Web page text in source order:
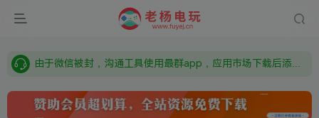
需要什么游戏请联系客服，若链接失效请联系客服，百度网盘边上的激活码也是解压密码
由于微信被封，沟通工具使用最群app，应用市场下载后添加好友：Y9FA49 以后用最群交流解决问题。不再使用微信！